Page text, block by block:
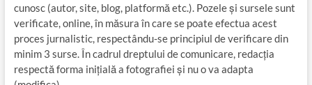
cunosc (autor, site, blog, platformă etc.). Pozele și sursele sunt
verificate, online, în măsura în care se poate efectua acest
proces jurnalistic, respectându-se principiul de verificare din
minim 3 surse. În cadrul dreptului de comunicare, redacția
respectă forma inițială a fotografiei și nu o va adapta